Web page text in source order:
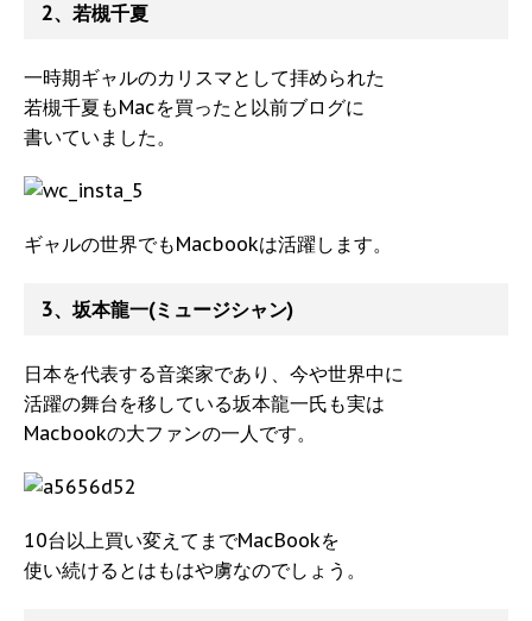
2、若槻千夏
一時期ギャルのカリスマとして拝められた
若槻千夏もMacを買ったと以前ブログに
書いていました。
ギャルの世界でもMacbookは活躍します。
3、坂本龍一(ミュージシャン)
日本を代表する音楽家であり、今や世界中に
活躍の舞台を移している坂本龍一氏も実は
Macbookの大ファンの一人です。
10台以上買い変えてまでMacBookを
使い続けるとはもはや虜なのでしょう。